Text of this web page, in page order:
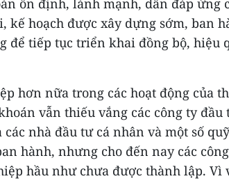
ổn định, lành mạnh, dần đáp ứng
kế hoạch được xây dựng sớm, ban
để tiếp tục triển khai đồng bộ, hiệu
hơn nữa trong các hoạt động của
vẫn thiếu vắng các công ty đầu
nhà đầu tư cá nhân và một số
hành, nhưng cho đến nay các
hầu như chưa được thành lập. Vì